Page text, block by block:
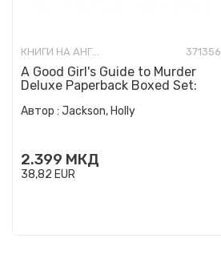
КНИГИ НА АНГЛИСКИ ЈАЗИК 371356
A Good Girl's Guide to Murder
Deluxe Paperback Boxed Set:
Автор : Jackson, Holly
2.399 МКД
38,82 EUR